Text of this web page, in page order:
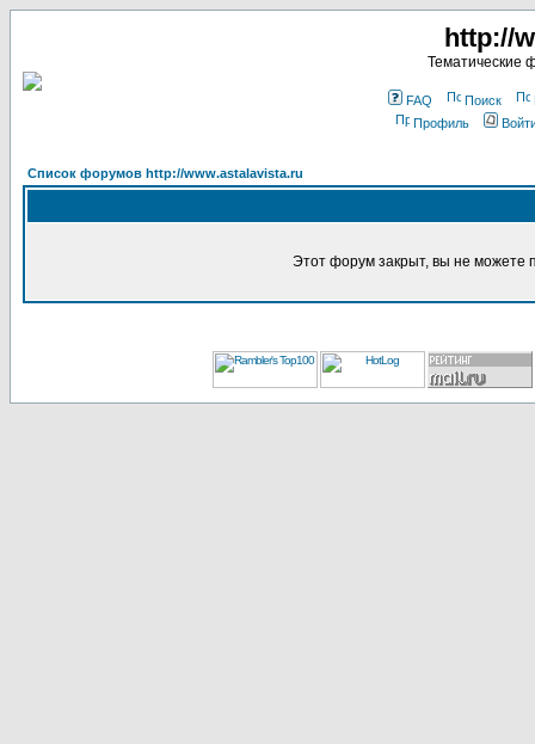
http://
Тематические
FAQ Поиск
Профиль
Список форумов http://www.astalavista.ru
Этот форум закрыт, вы не можете